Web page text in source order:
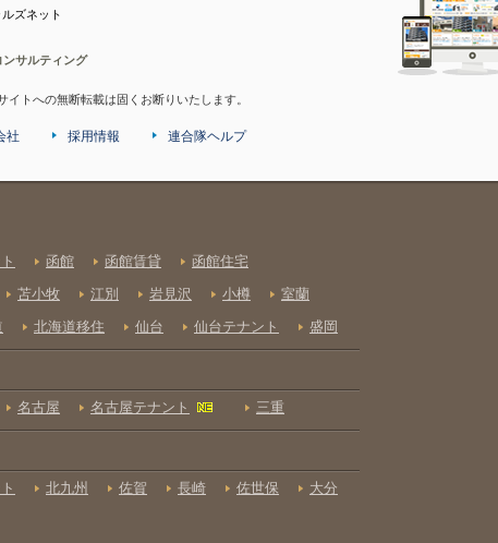
ズネット
サルティング
トへの無断転載は固くお断りいたします。
社 採用情報 連合隊ヘルプ